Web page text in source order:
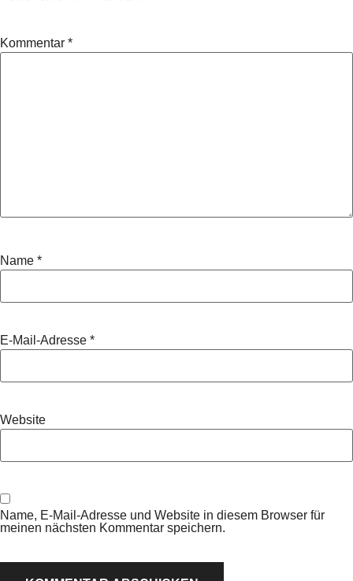
Kommentar *
Name *
E-Mail-Adresse *
Website
Name, E-Mail-Adresse und Website in diesem Browser für
meinen nächsten Kommentar speichern.